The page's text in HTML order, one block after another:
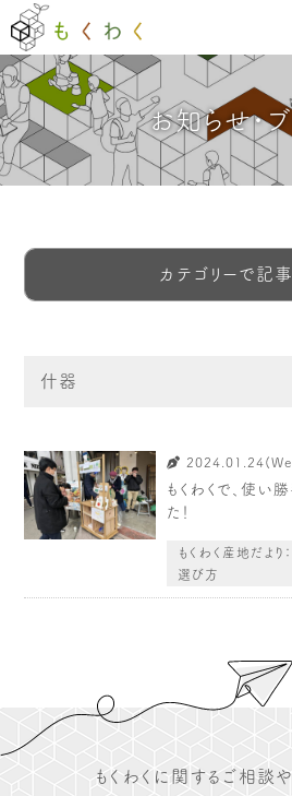
もくわくだけの特徴 地
産地との相性診断
お知らせ もくわくの使
木や森のこと もくわく
もくわく開発ストーリー
メディア掲
お知らせ・
カテゴリーで記
什器
もくわくで、使い
た！
もくわく産地だよ
選び方
もくわくに関するご相談